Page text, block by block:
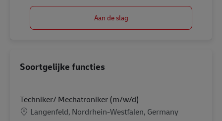
Aan de slag
Soortgelijke functies
Techniker/ Mechatroniker (m/w/d)
Locatie
Langenfeld, Nordrhein-Westfalen, Germany